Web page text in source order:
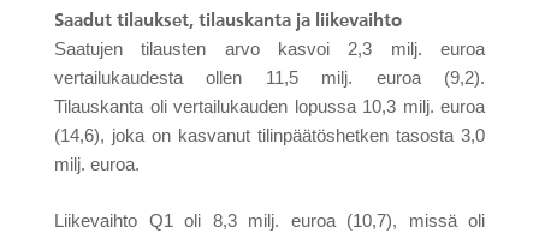
Saadut tilaukset, tilauskanta ja liikevaihto
Saatujen tilausten arvo kasvoi 2,3 milj. euroa
vertailukaudesta ollen 11,5 milj. euroa (9,2).
Tilauskanta oli vertailukauden lopussa 10,3 milj. euroa
(14,6), joka on kasvanut tilinpäätöshetken tasosta 3,0
milj. euroa.
Liikevaihto Q1 oli 8,3 milj. euroa (10,7), missä oli